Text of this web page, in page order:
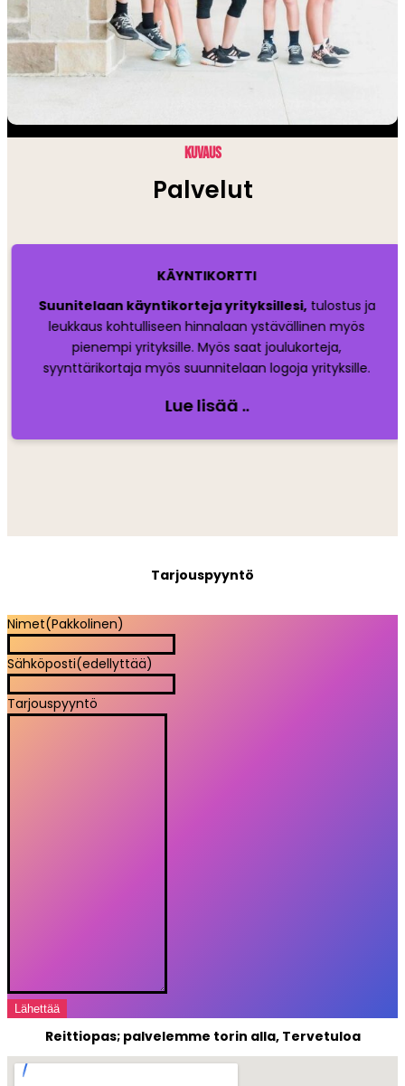
KUVAUS
Palvelut
KÄYNTIKORTTI
Suunitelaan käyntikorteja yrityksillesi,tulostus ja
leukkaus kohtulliseen hinnalaan ystävällinen myös
pienempi yrityksille. Myös saat joulukorteja,
syynttärikortaja myös suunnitelaan logoja yrityksille.
Lue lisää ..
Tarjouspyyntö
Nimet(Pakkolinen)
Sähköposti(edellyttää)
Tarjouspyyntö
Lähettää
Reittiopas; palvelemme torin alla, Tervetuloa